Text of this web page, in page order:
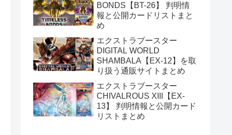
BONDS【BT-26】 判明情
報と公開カードリストまと
め
エクストラブースター
DIGITAL WORLD
SHAMBALA【EX-12】を取
り扱う通販サイトまとめ
エクストラブースター
CHIVALROUS XIII【EX-
13】 判明情報と公開カード
リストまとめ